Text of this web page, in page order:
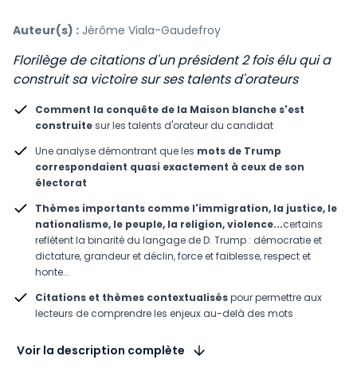
Auteur(s) : Jérôme Viala-Gaudefroy
Florilège de citations d'un président 2 fois élu qui a
construit sa victoire sur ses talents d'orateurs
Comment la conquête de la Maison blanche s'est
construitesur les talents d'orateur du candidat
Une analyse démontrant que les mots de Trump
correspondaient quasi exactement à ceux de son
électorat
Thèmes importants comme l'immigration, la justice, le
nationalisme, le peuple, la religion, violence...certains
reflètent la binarité du langage de D. Trump : démocratie et
dictature, grandeur et déclin, force et faiblesse, respect et
honte...
Citations et thèmes contextualiséspour permettre aux
lecteurs de comprendre les enjeux au-delà des mots
Voir la description complète